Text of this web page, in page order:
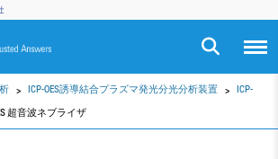
ICP-OES誘導結合プラズマ発光分光分析装置
ICP-
超音波ネブライザ